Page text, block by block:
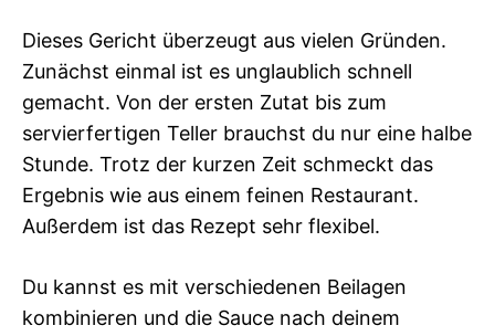
Dieses Gericht überzeugt aus vielen Gründen.
Zunächst einmal ist es unglaublich schnell
gemacht. Von der ersten Zutat bis zum
servierfertigen Teller brauchst du nur eine halbe
Stunde. Trotz der kurzen Zeit schmeckt das
Ergebnis wie aus einem feinen Restaurant.
Außerdem ist das Rezept sehr flexibel.
Du kannst es mit verschiedenen Beilagen
kombinieren und die Sauce nach deinem